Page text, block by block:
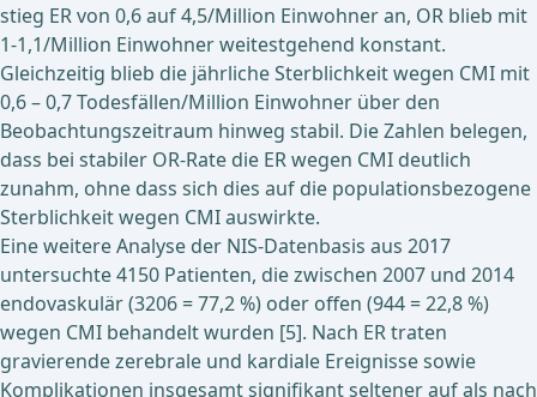
stieg ER von 0,6 auf 4,5/Million Einwohner an, OR blieb mit
1-1,1/Million Einwohner weitestgehend konstant.
Gleichzeitig blieb die jährliche Sterblichkeit wegen CMI mit
0,6 – 0,7 Todesfällen/Million Einwohner über den
Beobachtungszeitraum hinweg stabil. Die Zahlen belegen,
dass bei stabiler OR-Rate die ER wegen CMI deutlich
zunahm, ohne dass sich dies auf die populationsbezogene
Sterblichkeit wegen CMI auswirkte.
Eine weitere Analyse der NIS-Datenbasis aus 2017
untersuchte 4150 Patienten, die zwischen 2007 und 2014
endovaskulär (3206 = 77,2 %) oder offen (944 = 22,8 %)
wegen CMI behandelt wurden [5]. Nach ER traten
gravierende zerebrale und kardiale Ereignisse sowie
Komplikationen insgesamt signifikant seltener auf als nach